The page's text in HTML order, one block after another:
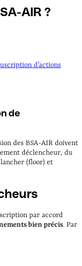
AIR ?
d’actions
de
des BSA-AIR doivent
déclencheur, du
(floor) et
par accord
bien précis. Par